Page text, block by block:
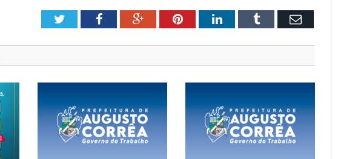
TwitterFacebookGoogle+Pinterest
LinkedInTumblrEmail